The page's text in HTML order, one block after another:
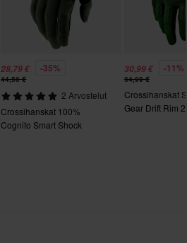
XL
120 x 195 x 30 mm
120 x 190 x 30 mm
28,79 € -35%
44,50 €
2 Arvostelut
Crossihanskat 100%
Cognito Smart Shock
30,99 € -11%
34,99 €
Crossihanskat
Gear Drift Rim